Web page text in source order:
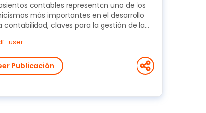
contables representan uno de los
más importantes en el desarrollo
contabilidad, claves para la gestión de la...
Publicación